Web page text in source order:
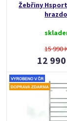
Žebřiny
15 990
12